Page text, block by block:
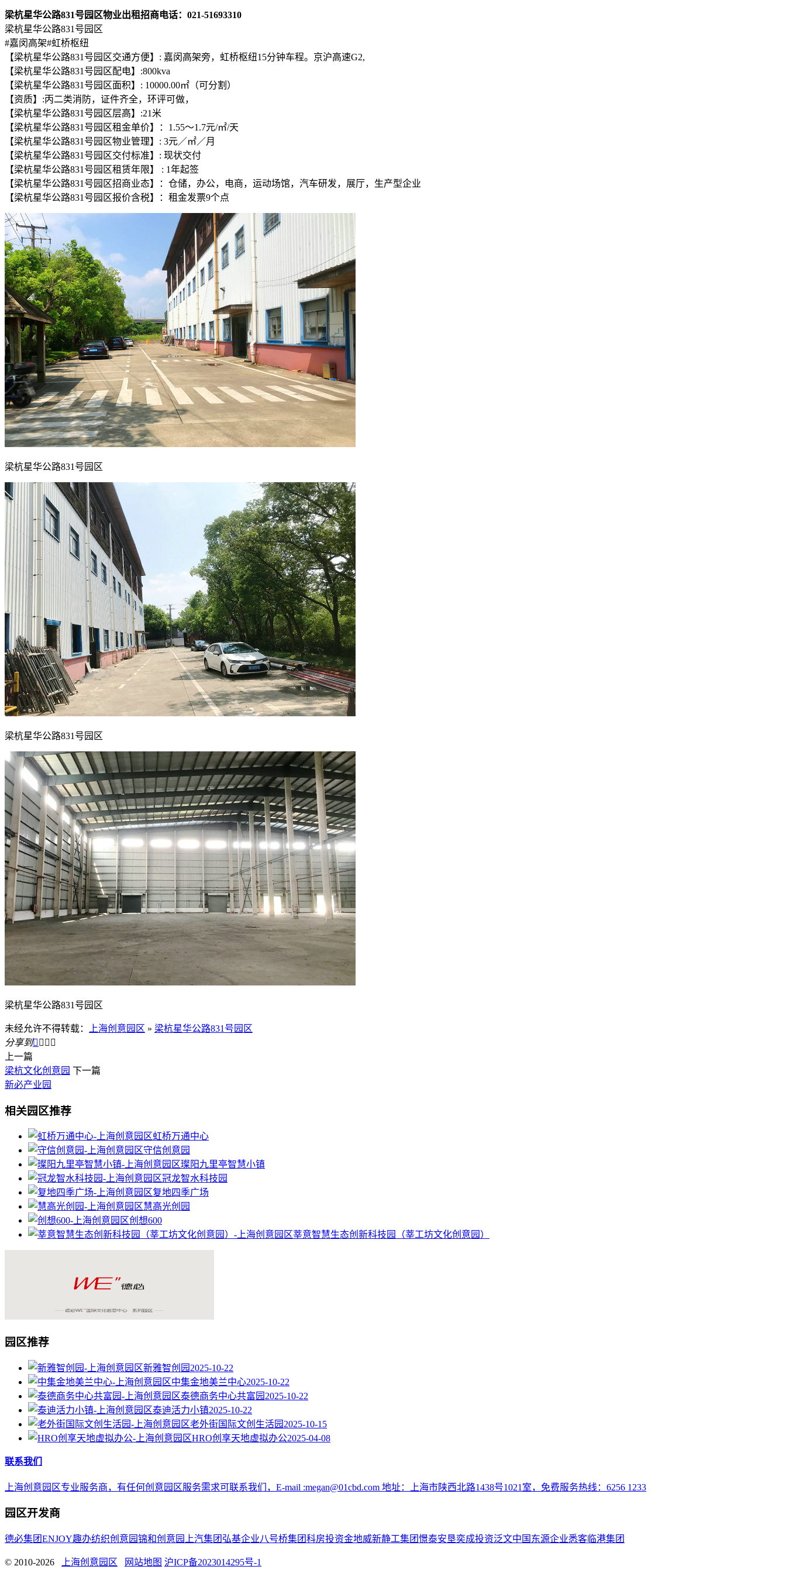
梁杭星华公路831号园区物业出租招商电话：021-51693310
梁杭星华公路831号园区
#嘉闵高架#虹桥枢纽
【梁杭星华公路831号园区交通方便】: 嘉闵高架旁，虹桥枢纽15分钟车程。京沪高速G2,
【梁杭星华公路831号园区配电】:800kva
【梁杭星华公路831号园区面积】: 10000.00㎡（可分割）
【资质】:丙二类消防，证件齐全，环评可做，
【梁杭星华公路831号园区层高】:21米
【梁杭星华公路831号园区租金单价】：1.55～1.7元/㎡/天
【梁杭星华公路831号园区物业管理】: 3元／㎡／月
【梁杭星华公路831号园区交付标准】: 现状交付
【梁杭星华公路831号园区租赁年限】 : 1年起签
【梁杭星华公路831号园区招商业态】：仓储，办公，电商，运动场馆，汽车研发，展厅，生产型企业
【梁杭星华公路831号园区报价含税】：租金发票9个点
梁杭星华公路831号园区
梁杭星华公路831号园区
梁杭星华公路831号园区
未经允许不得转载： 上海创意园区 » 梁杭星华公路831号园区
分享到   
上一篇
梁杭文化创意园 下一篇
新必产业园
相关园区推荐
虹桥万通中心
守信创意园
璨阳九里亭智慧小镇
冠龙智水科技园
复地四季广场
慧高光创园
创想600
莘意智慧生态创新科技园（莘工坊文化创意园）
园区推荐
新雅智创园 2025-10-22
中集金地美兰中心2025-10-22
泰德商务中心共富园 2025-10-22
泰迪活力小镇2025-10-22
老外街国际文创生活园 2025-10-15
HRO创享天地虚拟办公2025-04-08
联系我们
上海创意园区专业服务商，有任何创意园区服务需求可联系我们，E-mail :megan@01cbd.com 地址：上海市陕西北路1438号1021室，免费服务热线：6256 1233
园区开发商
德必集团ENJOY趣办纺织创意园锦和创意园 上汽集团 弘基企业八号桥集团科房投资金地威新静工集团憬泰安垦奕成投资泛文中国 东源企业悉客 临港集团
© 2010-2026 上海创意园区 网站地图 沪ICP备2023014295号-1